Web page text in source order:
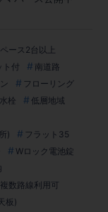
ース2台以上
ト付
南道路
フローリング
栓
低層地域
)
フラット35
Wロック電池錠
複数路線利用可
板)